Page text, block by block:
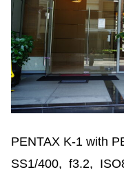
PENTAX K-1 with
SS1/400, f3.2,